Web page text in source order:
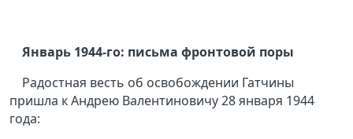
Январь 1944-го: письма фронтовой поры
Радостная весть об освобождении Гатчины
пришла к Андрею Валентиновичу 28 января 1944
года: